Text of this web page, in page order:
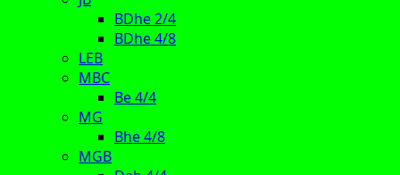
BDhe 2/4
BDhe 4/8
LEB
MBC
Be 4/4
MG
Bhe 4/8
MGB